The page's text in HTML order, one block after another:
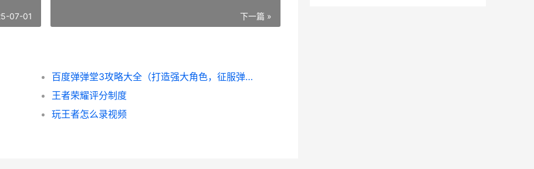
07-01 下一篇 »
百度弹弹堂3攻略大全（打造强大角色，征服弹弹堂全球！）
王者荣耀评分制度
玩王者怎么录视频